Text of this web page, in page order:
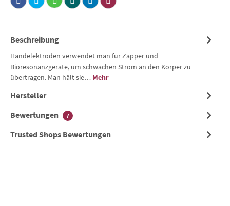
Beschreibung
Handelektroden verwendet man für Zapper und
Bioresonanzgeräte, um schwachen Strom an den Körper zu
übertragen. Man hält sie… Mehr
Hersteller
Bewertungen
7
Trusted Shops Bewertungen